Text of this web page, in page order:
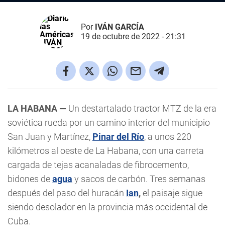
Por IVÁN GARCÍA
19 de octubre de 2022 - 21:31
LA HABANA — Un destartalado tractor MTZ de la era
soviética rueda por un camino interior del municipio
San Juan y Martínez, Pinar del Río, a unos 220
kilómetros al oeste de La Habana, con una carreta
cargada de tejas acanaladas de fibrocemento,
bidones deagua y sacos de carbón. Tres semanas
después del paso del huracán Ian,el paisaje sigue
siendo desolador en la provincia más occidental de
Cuba.